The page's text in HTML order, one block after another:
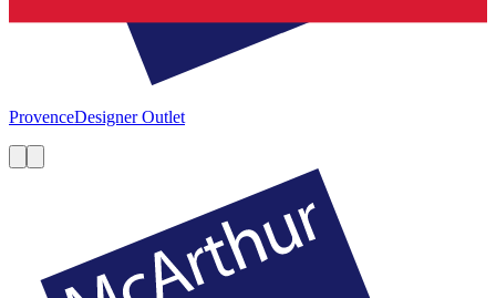
ProvenceDesigner Outlet